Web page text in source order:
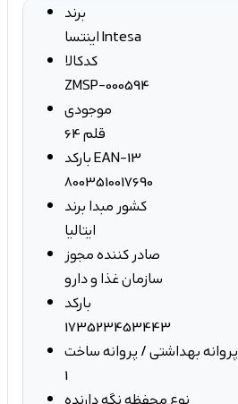
برند
اینتسا Intesa
کدکالا
ZMSP-000594
موجودی
64 قلم
بارکد EAN-13
8003510017690
کشور مبدا برند
ایتالیا
صادر کننده مجوز
سازمان غذا و دارو
بارکد
173523453443
پروانه بهداشتی / پروانه ساخت
1